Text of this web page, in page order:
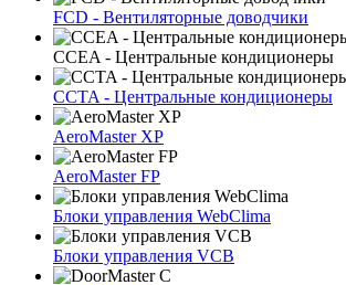
FCD - Вентиляторные доводчики
CCEA - Центральные кондиционеры
CCTA - Центральные кондиционеры
AeroMaster XP
AeroMaster FP
Блоки упрaвлeния WebClima
Блоки упрaвлeния VCB